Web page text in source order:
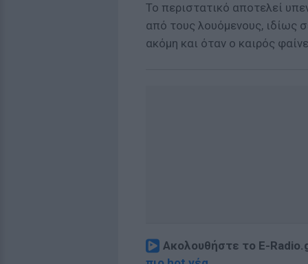
Το περιστατικό αποτελεί
από τους λουόμενους, ιδίως
ακόμη και όταν ο καιρός
Ακολουθήστε το E-